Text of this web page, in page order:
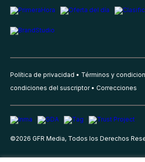
Política de privacidad Términos y
condiciones del suscriptor
Correcciones
©2026 GFR Media, Todos los Derechos